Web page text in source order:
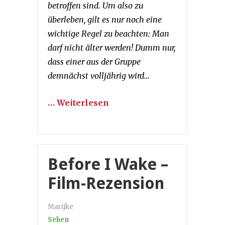
betroffen sind. Um also zu
überleben, gilt es nur noch eine
wichtige Regel zu beachten: Man
darf nicht älter werden! Dumm nur,
dass einer aus der Gruppe
demnächst volljährig wird…
… Weiterlesen
Before I Wake –
Film-Rezension
Marijke
Sehen